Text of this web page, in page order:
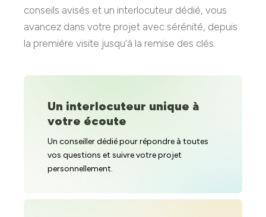
conseils avisés et un interlocuteur dédié, vous
avancez dans votre projet avec sérénité, depuis
la première visite jusqu’à la remise des clés.
Un interlocuteur unique à
votre écoute
Un conseiller dédié pour répondre à toutes
vos questions et suivre votre projet
personnellement.